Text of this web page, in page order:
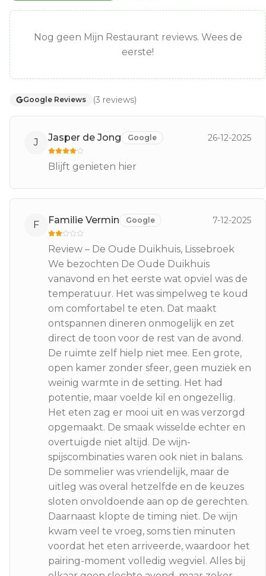
Nog geen Mijn Restaurant reviews. Wees de
eerste!
Google Reviews (3 reviews)
J Jasper de Jong Google 26-12-2025
Blijft genieten hier
F Familie Vermin Google 7-12-2025
Review – De Oude Duikhuis, Lissebroek
We bezochten De Oude Duikhuis
vanavond en het eerste wat opviel was de
temperatuur. Het was simpelweg te koud
om comfortabel te eten. Dat maakt
ontspannen dineren onmogelijk en zet
direct de toon voor de rest van de avond.
De ruimte zelf hielp niet mee. Een grote,
open kamer zonder sfeer, geen muziek en
weinig warmte in de setting. Het had
potentie, maar voelde kil en ongezellig.
Het eten zag er mooi uit en was verzorgd
opgemaakt. De smaak wisselde echter en
overtuigde niet altijd. De wijn-
spijscombinaties waren ook niet in balans.
De sommelier was vriendelijk, maar de
uitleg was overal hetzelfde en de keuzes
sloten onvoldoende aan op de gerechten.
Daarnaast klopte de timing niet. De wijn
kwam veel te vroeg, soms tien minuten
voordat het eten arriveerde, waardoor het
pairing-moment volledig wegviel. Alles bij